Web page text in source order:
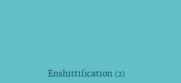
Enshittification (2)